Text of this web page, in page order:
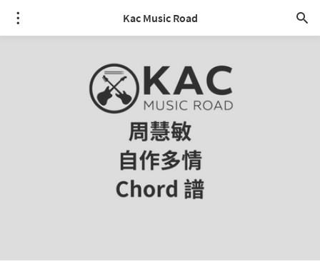
Kac Music Road